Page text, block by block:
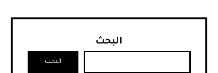
البحث
البحث